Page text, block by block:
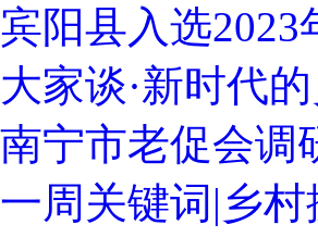
宾阳县入选
大家谈·新时代
南宁市老促会调
一周关键词|乡村